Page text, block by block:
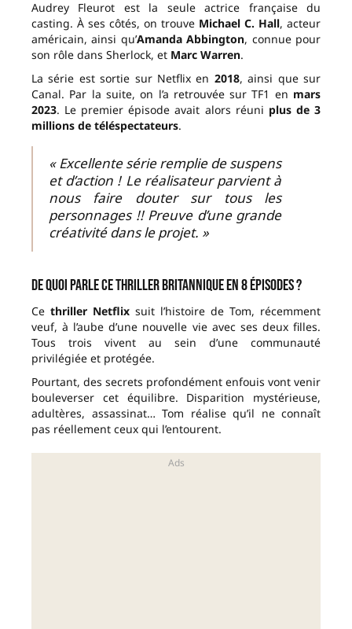
Audrey Fleurot est la seule actrice française du
casting. À ses côtés, on trouve Michael C. Hall, acteur
américain, ainsi qu’Amanda Abbington, connue pour
son rôle dans Sherlock, et Marc Warren.
La série est sortie sur Netflix en 2018, ainsi que sur
Canal. Par la suite, on l’a retrouvée sur TF1 en mars
2023. Le premier épisode avait alors réuni plus de 3
millions de téléspectateurs.
« Excellente série remplie de suspens
et d’action ! Le réalisateur parvient à
nous faire douter sur tous les
personnages !! Preuve d’une grande
créativité dans le projet. »
De quoi parle ce thriller britannique en 8 épisodes ?
Ce thriller Netflix suit l’histoire de Tom, récemment
veuf, à l’aube d’une nouvelle vie avec ses deux filles.
Tous trois vivent au sein d’une communauté
privilégiée et protégée.
Pourtant, des secrets profondément enfouis vont venir
bouleverser cet équilibre. Disparition mystérieuse,
adultères, assassinat… Tom réalise qu’il ne connaît
pas réellement ceux qui l’entourent.